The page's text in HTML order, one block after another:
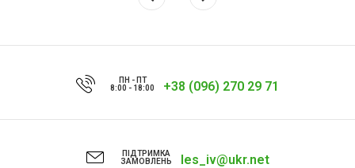
ПН - ПТ
8:00 - 18:00
+38 (096) 270 29 71
ПІДТРИМКА
ЗАМОВЛЕНЬ
les_iv@ukr.net